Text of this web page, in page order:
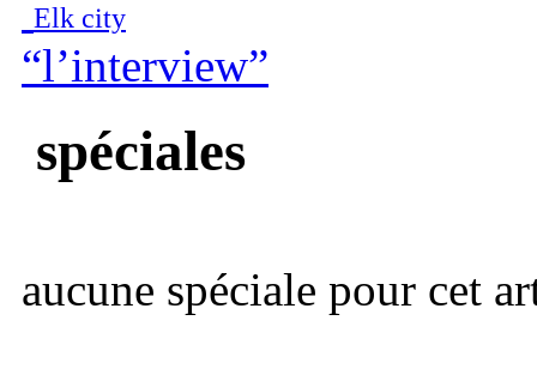
Elk city
“l’interview”
spéciales
aucune spéciale pour cet